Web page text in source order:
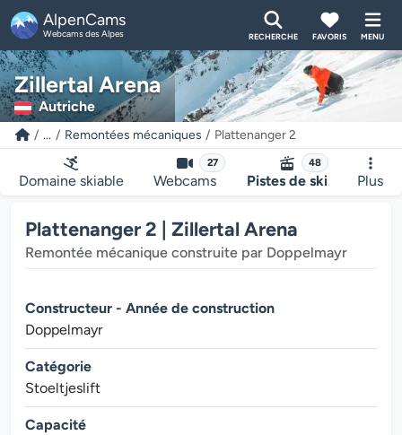
AlpenCams
Webcams des Alpes RECHERCHE FAVORIS MENU
Zillertal Arena
Autriche
... Remontées mécaniques Plattenanger 2
Domaine skiable
27
Webcams
48
Pistes de ski Plus
Plattenanger 2 | Zillertal Arena
Remontée mécanique construite par Doppelmayr
Constructeur - Année de construction
Doppelmayr
Catégorie
Stoeltjeslift
Capacité